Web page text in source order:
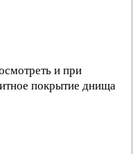
и при
покрытие днища